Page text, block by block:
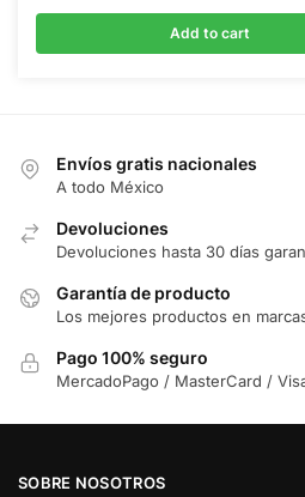
$1,980.00.
is:
$990.00.
Add to cart
Envíos gratis nacionales
A todo México
Devoluciones
Devoluciones hasta 30 días
Garantía de producto
Los mejores productos en
Pago 100% seguro
MercadoPago / MasterCard /
SOBRE NOSOTROS